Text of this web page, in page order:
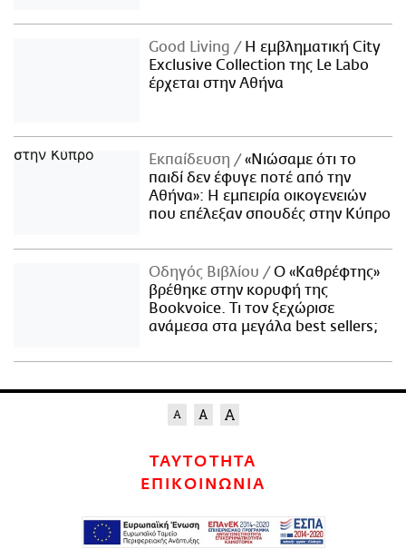
Good Living
Η εμβληματική City
Exclusive Collection της Le Labo
έρχεται στην Αθήνα
Εκπαίδευση
«Νιώσαμε ότι το
παιδί δεν έφυγε ποτέ από την
Αθήνα»: Η εμπειρία οικογενειών
που επέλεξαν σπουδές στην Κύπρο
Οδηγός Βιβλίου
Ο «Καθρέφτης»
βρέθηκε στην κορυφή της
Bookvoice. Τι τον ξεχώρισε
ανάμεσα στα μεγάλα best sellers;
ΤΑΥΤΟΤΗΤΑ
ΕΠΙΚΟΙΝΩΝΙΑ